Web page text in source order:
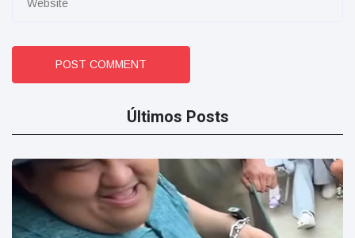
POST COMMENT
Últimos Posts